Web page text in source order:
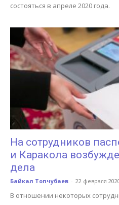
состояться в апреле 2020 года.
На сотрудников
и Каракола
дела
Байкал Топчубаев - 22 февраля
В отношении некоторых